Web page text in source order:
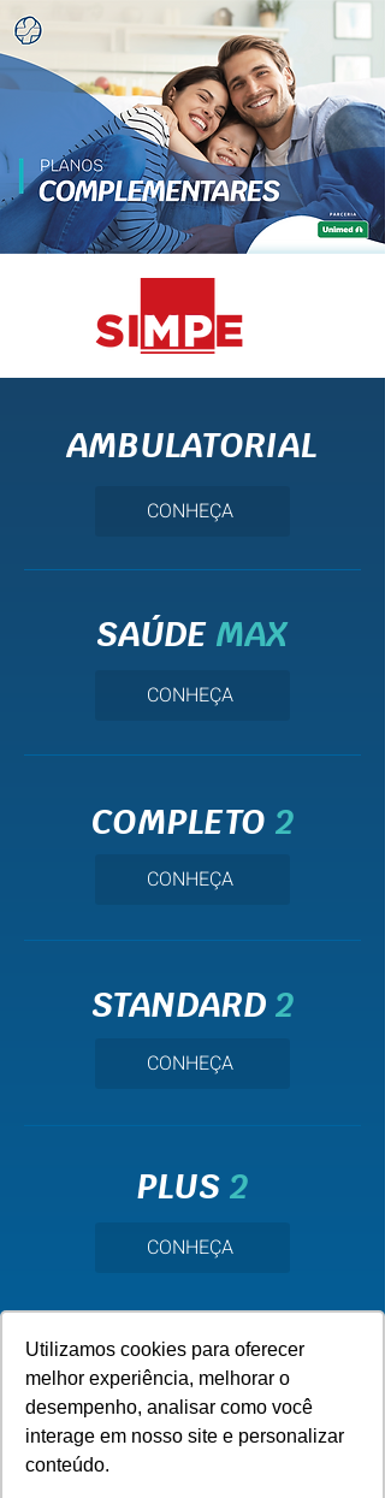
Utilizamos cookies para oferecer
melhor experiência, melhorar o
desempenho, analisar como você
interage em nosso site e personalizar
conteúdo.
AMBULATORIAL
CONHEÇA
SAÚDE MAX
CONHEÇA
COMPLETO 2
CONHEÇA
STANDARD2
CONHEÇA
PLUS2
CONHEÇA
SINOS2
CONHEÇA